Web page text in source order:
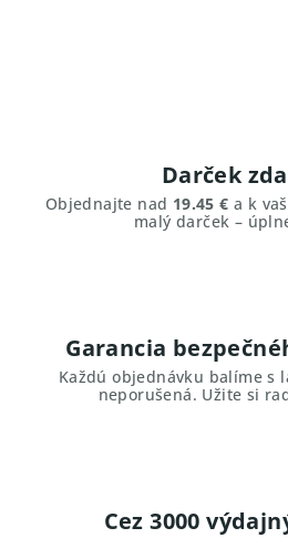
Darček
Objednajte nad 19.45 € a k
malý darček –
Garancia
Každú objednávku balíme s
neporušená. Užite si
Cez 3000